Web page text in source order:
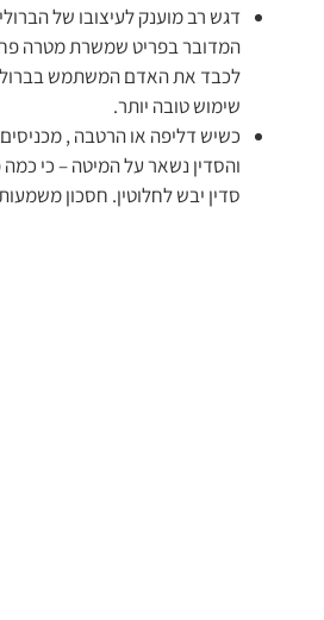
דגש רב מוענק לעיצובו של
המדובר בפריט שמשרת מטרה
לכבד את האדם המשתמש בברולי
שימוש טובה יותר.
כשיש דליפה או הרטבה ,
והסדין נשאר על המיטה – כי
סדין יבש לחלוטין. חסכון